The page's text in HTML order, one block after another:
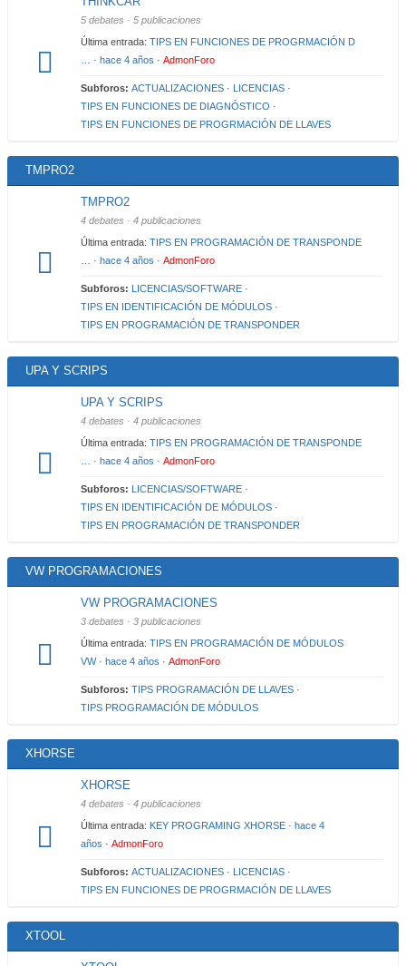
5 debates · 5 publicaciones
Última entrada: TIPS EN FUNCIONES DE PROGRMACIÓN D
· hace 4 años · AdmonForo
Subforos: ACTUALIZACIONES · LICENCIAS ·
TIPS EN FUNCIONES DE DIAGNÓSTICO ·
TIPS EN FUNCIONES DE PROGRMACIÓN DE LLAVES
TMPRO2
TMPRO2
4 debates · 4 publicaciones
Última entrada: TIPS EN PROGRAMACIÓN DE TRANSPONDE
· hace 4 años · AdmonForo
Subforos: LICENCIAS/SOFTWARE ·
TIPS EN IDENTIFICACIÓN DE MÓDULOS ·
TIPS EN PROGRAMACIÓN DE TRANSPONDER
UPA Y SCRIPS
UPA Y SCRIPS
4 debates · 4 publicaciones
Última entrada: TIPS EN PROGRAMACIÓN DE TRANSPONDE
· hace 4 años · AdmonForo
Subforos: LICENCIAS/SOFTWARE ·
TIPS EN IDENTIFICACIÓN DE MÓDULOS ·
TIPS EN PROGRAMACIÓN DE TRANSPONDER
VW PROGRAMACIONES
VW PROGRAMACIONES
3 debates · 3 publicaciones
Última entrada: TIPS EN PROGRAMACIÓN DE MÓDULOS
VW· hace 4 años · AdmonForo
Subforos: TIPS PROGRAMACIÓN DE LLAVES ·
TIPS PROGRAMACIÓN DE MÓDULOS
XHORSE
XHORSE
4 debates · 4 publicaciones
Última entrada: KEY PROGRAMING XHORSE · hace 4
años · AdmonForo
Subforos: ACTUALIZACIONES · LICENCIAS ·
TIPS EN FUNCIONES DE PROGRMACIÓN DE LLAVES
XTOOL